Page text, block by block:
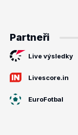
Partneři
Live výsledky
Livescore.in
EuroFotbal